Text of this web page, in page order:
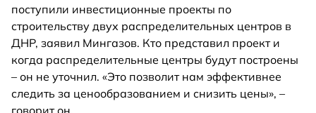
поступили инвестиционные проекты по
строительству двух распределительных центров в
ДНР, заявил Мингазов. Кто представил проект и
когда распределительные центры будут построены
– он не уточнил. «Это позволит нам эффективнее
следить за ценообразованием и снизить цены», –
говорит он.